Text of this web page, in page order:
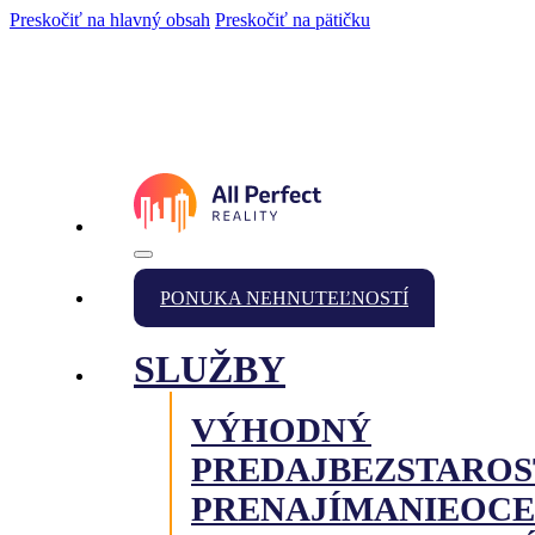
Preskočiť na hlavný obsah Preskočiť na pätičku
PONUKA NEHNUTEĽNOSTÍ
SLUŽBY
VÝHODNÝ
PREDAJ
PRENAJÍMANIE